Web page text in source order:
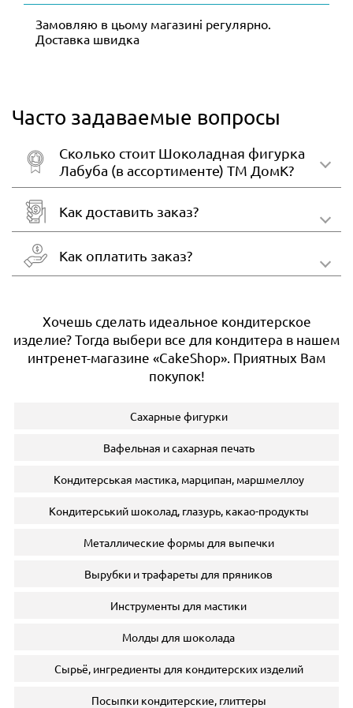
Замовляю в цьому магазині регулярно.
Доставка швидка
Часто задаваемые вопросы
Сколько стоит Шоколадная фигурка
Лабуба (в ассортименте) ТМ ДомК?
Как доставить заказ?
Как оплатить заказ?
Хочешь сделать идеальное кондитерское
изделие? Тогда выбери все для кондитера в нашем
интренет-магазине «CakeShop». Приятных Вам
покупок!
Сахарные фигурки
Вафельная и сахарная печать
Кондитерськая мастика, марципан, маршмеллоу
Кондитерський шоколад, глазурь, какао-продукты
Металлические формы для выпечки
Вырубки и трафареты для пряников
Инструменты для мастики
Молды для шоколада
Сырьё, ингредиенты для кондитерских изделий
Посыпки кондитерские, глиттеры